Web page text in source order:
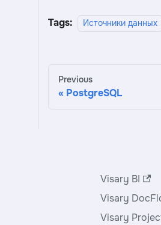
Tags: Источники данных
Previous
PostgreSQL
Visary BI
Visary
Visary